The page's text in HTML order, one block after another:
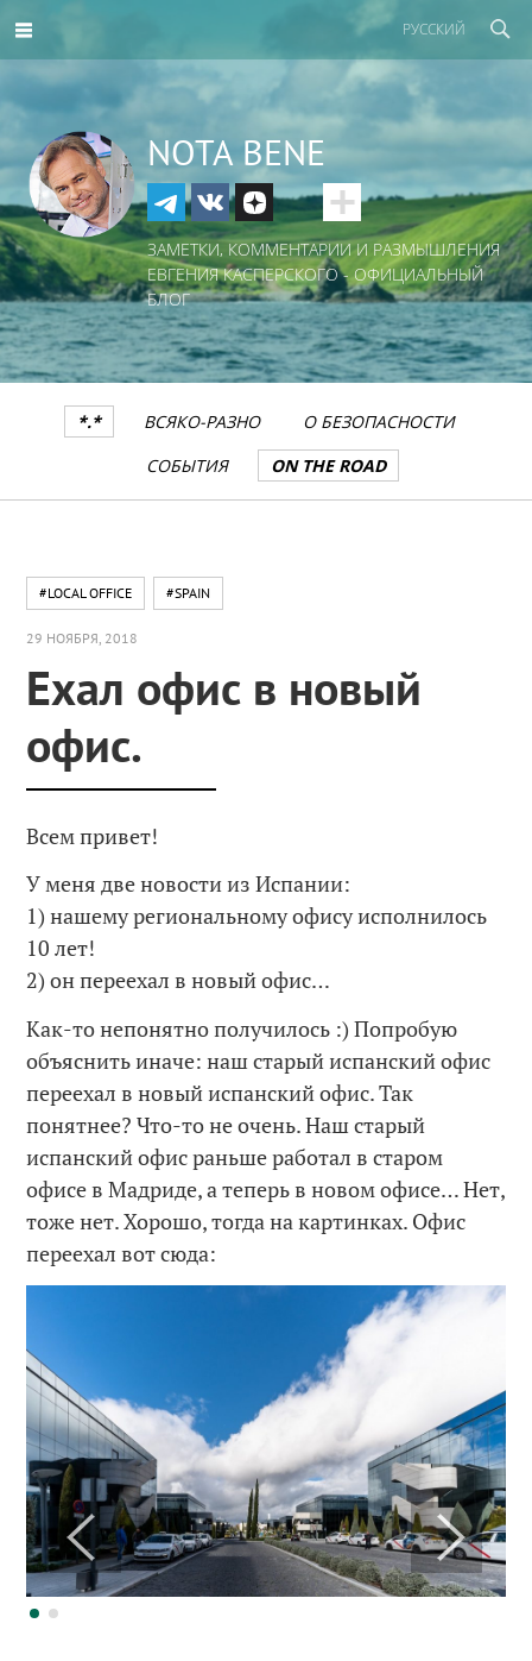
РУССКИЙ
NOTA BENE
ЗАМЕТКИ, КОММЕНТАРИИ И РАЗМЫШЛЕНИЯ
ЕВГЕНИЯ КАСПЕРСКОГО - ОФИЦИАЛЬНЫЙ
БЛОГ
*.* ВСЯКО-РАЗНО
О БЕЗОПАСНОСТИ
СОБЫТИЯ
ON THE ROAD
#LOCAL OFFICE #SPAIN
29 НОЯБРЯ, 2018
Ехал офис в новый
офис.
Всем привет!
У меня две новости из Испании:
1) нашему региональному офису исполнилось
10 лет!
2) он переехал в новый офис…
Как-то непонятно получилось :) Попробую
объяснить иначе: наш старый испанский офис
переехал в новый испанский офис. Так
понятнее? Что-то не очень. Наш старый
испанский офис раньше работал в старом
офисе в Мадриде, а теперь в новом офисе… Нет,
тоже нет. Хорошо, тогда на картинках. Офис
переехал вот сюда: